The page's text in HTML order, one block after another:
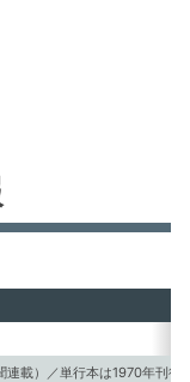
載）／単行本は1970年刊行